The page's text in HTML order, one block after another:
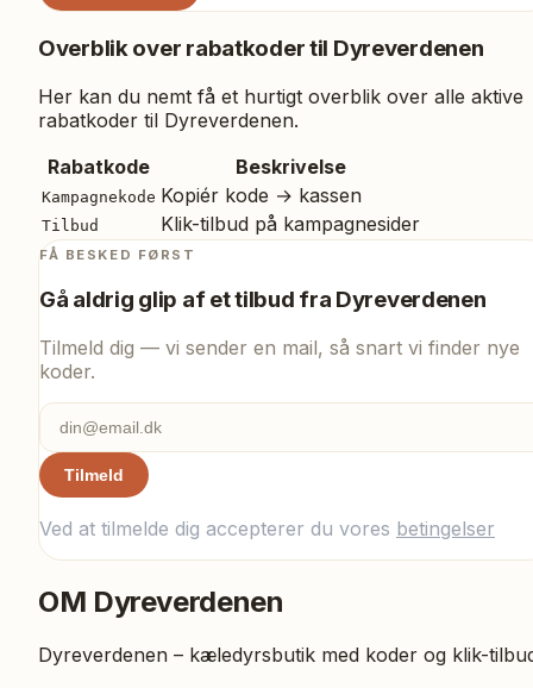
Overblik over rabatkoder til Dyreverdenen
Her kan du nemt få et hurtigt overblik over alle aktive
rabatkoder til Dyreverdenen.
Rabatkode
Beskrivelse
Kampagnekode Kopiér kode → kassen
Tilbud Klik-tilbud på kampagnesider
FÅ BESKED FØRST
Gå aldrig glip af et tilbud fra Dyreverdenen
Tilmeld dig — vi sender en mail, så snart vi finder nye
koder.
Tilmeld
Ved at tilmelde dig accepterer du vores betingelser
OM Dyreverdenen
Dyreverdenen – kæledyrsbutik med koder og klik-